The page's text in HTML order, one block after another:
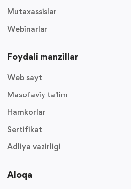
Mutaxassislar
Webinarlar
Foydali manzillar
Web sayt
Masofaviy ta'lim
Hamkorlar
Sertifikat
Adliya vazirligi
Aloqa